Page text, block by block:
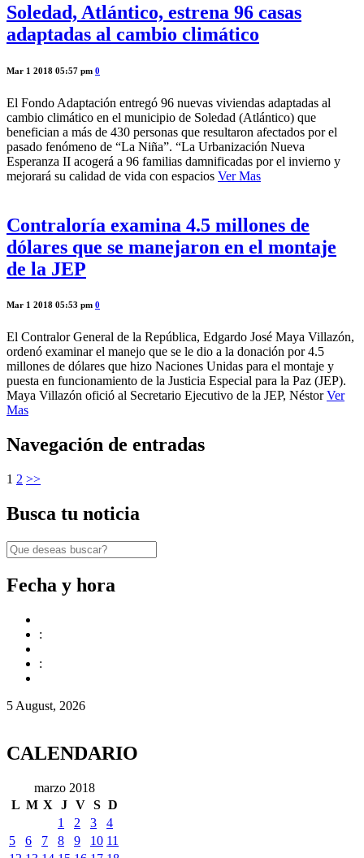
Soledad, Atlántico, estrena 96 casas
adaptadas al cambio climático
Mar 1 2018 05:57 pm 0
El Fondo Adaptación entregó 96 nuevas viviendas adaptadas al
cambio climático en el municipio de Soledad (Atlántico) que
benefician a más de 430 personas que resultaron afectados por el
pasado fenómeno de “La Niña”. “La Urbanización Nueva
Esperanza II acogerá a 96 familias damnificadas por el invierno y
mejorará su calidad de vida con espacios Ver Mas
Contraloría examina 4.5 millones de
dólares que se manejaron en el montaje
de la JEP
Mar 1 2018 05:53 pm 0
El Contralor General de la República, Edgardo José Maya Villazón,
ordenó examinar el manejo que se le dio a la donación por 4.5
millones de dólares que hizo Naciones Unidas para el montaje y
puesta en funcionamiento de la Justicia Especial para la Paz (JEP).
Maya Villazón ofició al Secretario Ejecutivo de la JEP, NéstorVer
Mas
Navegación de entradas
1 2 >>
Busca tu noticia
Fecha y hora
:
:
5 August, 2026
CALENDARIO
marzo 2018
L M X J V S D
1
2 3
4
5
6 7 8 9 10 11